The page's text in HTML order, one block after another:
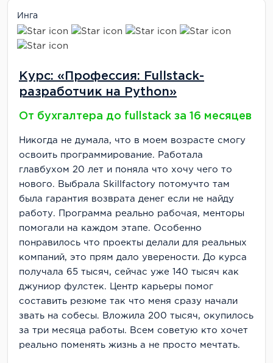
Инга
Курс: «Профессия: Fullstack-
разработчик на Python»
От бухгалтера до fullstack за 16 месяцев
Никогда не думала, что в моем возрасте смогу
освоить программирование. Работала
главбухом 20 лет и поняла что хочу чего то
нового. Выбрала Skillfactory потомучто там
была гарантия возврата денег если не найду
работу. Программа реально рабочая, менторы
помогали на каждом этапе. Особенно
понравилось что проекты делали для реальных
компаний, это прям дало уверености. До курса
получала 65 тысяч, сейчас уже 140 тысяч как
джуниор фулстек. Центр карьеры помог
составить резюме так что меня сразу начали
звать на собесы. Вложила 200 тысяч, окупилось
за три месяца работы. Всем советую кто хочет
реально поменять жизнь а не просто мечтать.